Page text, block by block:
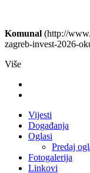
Komunal (http://
zagreb-invest-2026-
Više
Vijesti
Događanja
Oglasi
Predaj
Fotogalerija
Linkovi